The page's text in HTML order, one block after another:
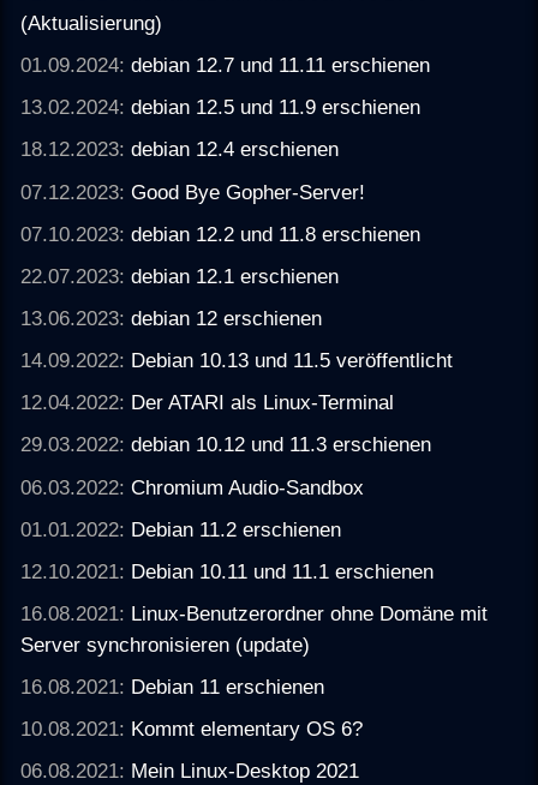
(Aktualisierung)
01.09.2024:debian 12.7 und 11.11 erschienen
13.02.2024:debian 12.5 und 11.9 erschienen
18.12.2023:debian 12.4 erschienen
07.12.2023:Good Bye Gopher-Server!
07.10.2023:debian 12.2 und 11.8 erschienen
22.07.2023:debian 12.1 erschienen
13.06.2023:debian 12 erschienen
14.09.2022: Debian 10.13 und 11.5 veröffentlicht
12.04.2022: Der ATARI als Linux-Terminal
29.03.2022:debian 10.12 und 11.3 erschienen
06.03.2022:Chromium Audio-Sandbox
01.01.2022: Debian 11.2 erschienen
12.10.2021: Debian 10.11 und 11.1 erschienen
16.08.2021: Linux-Benutzerordner ohne Domäne mit
Server synchronisieren (update)
16.08.2021: Debian 11 erschienen
10.08.2021: Kommt elementary OS 6?
06.08.2021: Mein Linux-Desktop 2021